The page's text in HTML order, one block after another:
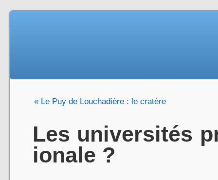
« Le Puy de Louchadière : le cratère
Les universités
ionale ?